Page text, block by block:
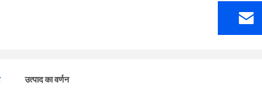
उत्पाद का वर्णन